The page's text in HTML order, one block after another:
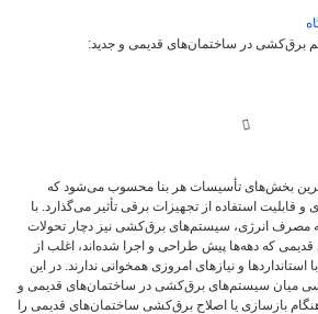
بخش‌های تأسیسات هر بنا محسوب می‌شود که
و قابلیت استفاده از تجهیزات برقی تأثیر می‌گذارد. با
مصرف انرژی، سیستم‌های برق‌کشی نیز دچار تحولات
که دهه‌ها پیش طراحی و اجرا شده‌اند، اغلب از
و نیازهای امروزی همخوانی ندارند. در این
میان سیستم‌های برق‌کشی در ساختمان‌های قدیمی و
بازسازی یا اصلاح برق‌کشی ساختمان‌های قدیمی را